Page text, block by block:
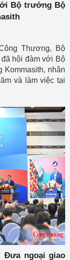
Bộ trưởng Bộ
Thương, Bộ
hội đàm với Bộ
nhân
và làm việc tại
Đưa ngoại giao